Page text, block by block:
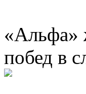
«Альфа»
побед в